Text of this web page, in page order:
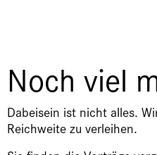
Noch viel
Dabeisein ist nicht alles.
Reichweite zu verleihen.